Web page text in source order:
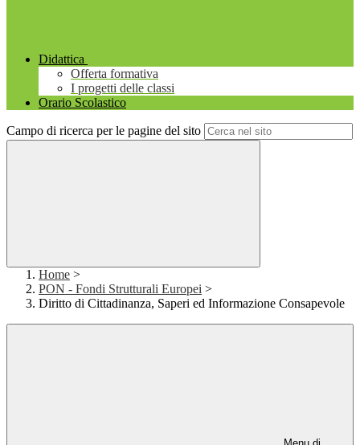
Didattica
Offerta formativa
I progetti delle classi
Orario Scolastico
Campo di ricerca per le pagine del sito
Home >
PON - Fondi Strutturali Europei >
Diritto di Cittadinanza, Saperi ed Informazione Consapevole